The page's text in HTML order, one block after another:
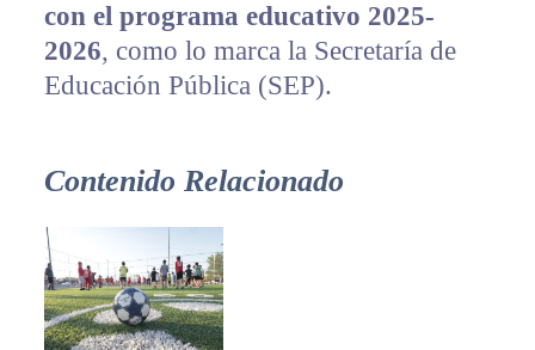
con el programa educativo 2025-
2026, como lo marca la Secretaría de
Educación Pública (SEP).
Contenido Relacionado